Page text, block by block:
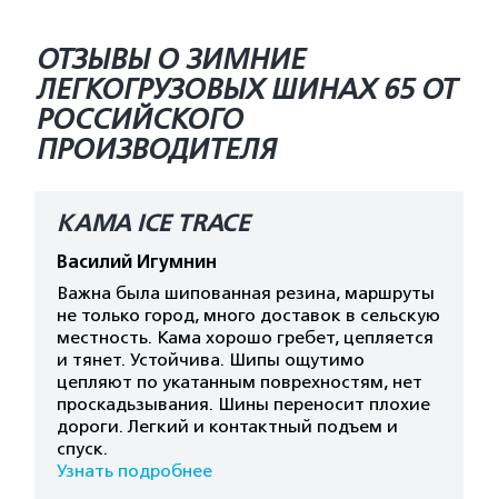
ОТЗЫВЫ О ЗИМНИЕ
ЛЕГКОГРУЗОВЫХ ШИНАХ 65 ОТ
РОССИЙСКОГО
ПРОИЗВОДИТЕЛЯ
КАМА ICE TRACE
Василий Игумнин
Важна была шипованная резина, маршруты
не только город, много доставок в сельскую
местность. Кама хорошо гребет, цепляется
и тянет. Устойчива. Шипы ощутимо
цепляют по укатанным поврехностям, нет
проскадьзывания. Шины переносит плохие
дороги. Легкий и контактный подъем и
спуск.
Узнать подробнее